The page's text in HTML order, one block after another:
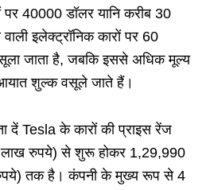
40000 डॉलर यानि करीब 30
इलेक्ट्रॉनिक कारों पर 60
जाता है, जबकि इससे अधिक मूल्य
शुल्क वसूले जाते हैं।
दें Tesla के कारों की प्राइस रेंज
लाख रुपये) से शुरू होकर 1,29,990
तक है। कंपनी के मुख्य रूप से 4